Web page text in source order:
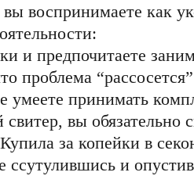
воспринимаете как
и предпочитаете
проблема
принимать
вы обязательно
за копейки в
и опустив